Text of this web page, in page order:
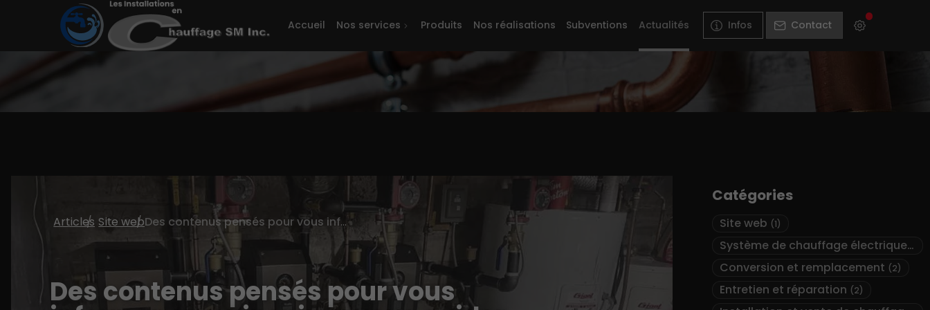
Accueil Nos services Produits Nos réalisations Subventions Actualités Infos Contact
Catégories
Site web (1)
Système de chauffage électrique(2)
Conversion et remplacement (2)
Entretien et réparation (2)
Articles Site web Des contenus pensés pour vous informer, vous inspirer, vous guider
Des contenus pensés pour vous